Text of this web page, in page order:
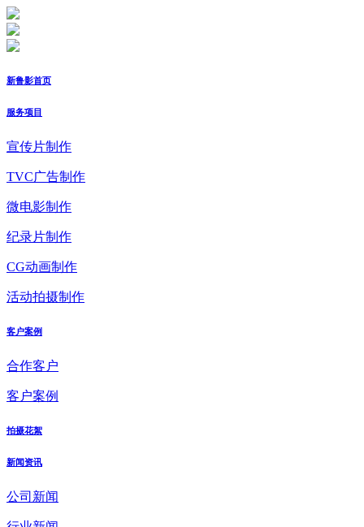
新鲁影首页
服务项目
宣传片制作
TVC广告制作
微电影制作
纪录片制作
CG动画制作
活动拍摄制作
客户案例
合作客户
客户案例
拍摄花絮
新闻资讯
公司新闻